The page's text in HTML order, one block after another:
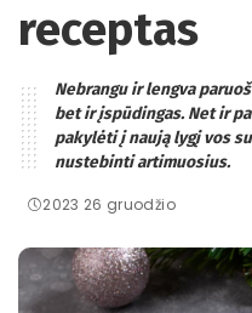
receptas
Nebrangu ir lengva
bet ir įspūdingas. Net ir
pakylėti į naują lygį vos
nustebinti artimuosius.
2023 26 gruodžio